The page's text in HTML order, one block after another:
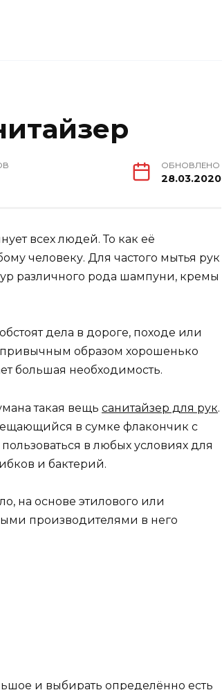
ОБНОВЛЕНО
28.03.2020
всех людей. То как её
человеку. Для частого мытья рук
различного рода шампуни, кремы
дела в дороге, походе или
привычным образом хорошенько
большая необходимость.
такая вещь санитайзер для рук.
в сумке флакончик с
в любых условиях для
и бактерий.
на основе этилового или
производителями в него
и выбирать определённо есть